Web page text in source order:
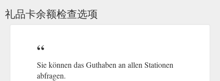
礼品卡余额检查选项
Sie können das Guthaben an allen Stationen
abfragen.